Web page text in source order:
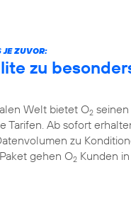
JE ZUVOR:
zu
Welt bietet O2
Tarifen. Ab sofort
zu
gehen O2 Kunden